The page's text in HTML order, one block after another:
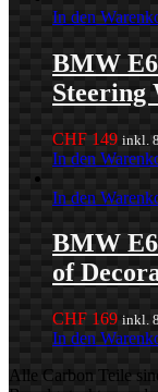
In den
BMW
Steering
CHF 149 inkl.
In den
In den
BMW
of
CHF 169 inkl.
In den
Alle Carbon Teile